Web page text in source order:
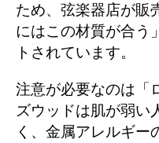
ため、弦楽器店が販
にはこの材質が合う
トされています。
注意が必要なのは「
ズウッドは肌が弱い
く、金属アレルギー